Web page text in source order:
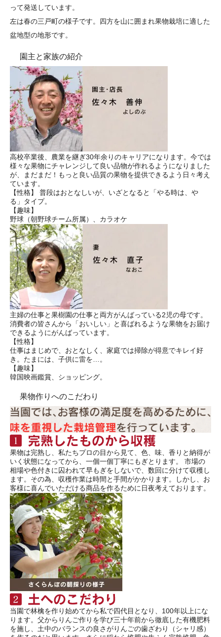
って発送しています。
左は春の三戸町の様子です。四方を山に囲まれ果物栽培に適した
盆地型の地形です。
園主と家族の紹介
高校卒業後、農業を継ぎ30年余りのキャリアになります。今では
様々な果物にチャレンジして良い品物が作れるようになりました
が、まだまだ！もっと良い品質の果物を提供できるよう日々考え
ています。
【性格】 普段はおとなしいが、いざとなると「やる時は、や
る」タイプ。
【趣味】
野球（朝野球チーム所属）、カラオケ
主婦の仕事と果樹園の仕事と両方がんばっている2児の母です。
消費者の皆さんから「おいしい」と喜ばれるような果物をお届け
できるようにがんばっています。
【性格】
仕事はまじめで、おとなしく、家庭では掃除が得意でキレイ好
き。たまには、子供に雷を…。
【趣味】
韓国映画鑑賞、ショッピング。
果物作りへのこだわり
果物は完熟し、私たちプロの目から見て、色、味、香りと納得が
いく状態になってから、一個一個丁寧にもぎとります。 市場の
相場や色付きに囚われて早もぎをしないで、数回に分けて収穫し
ます。その為、収穫作業は時間と手間がかかります。しかし、お
客様に喜んでいただける商品を作るために日夜考えております。
当園で林檎を作り始めてから私で四代目となり、100年以上にな
ります。父からりんご作りを学び三十年前から徹底した有機肥料
を施し、土中のバランスの良さがりんごの歯ざわり（シャリ感）